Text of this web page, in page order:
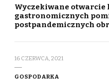
Wyczekiwane otwarcie
gastronomicznych
postpandemicznych
16 CZERWCA, 2021
GOSPODARKA